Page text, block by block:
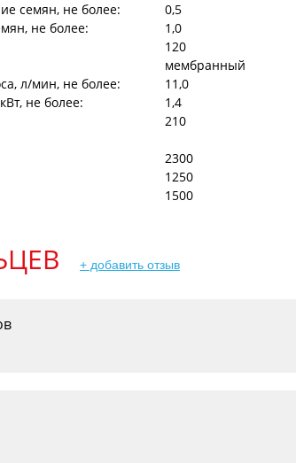
семян, не более:
0,5
не более:
1,0
120
мембранный
л/мин, не более:
11,0
не более:
1,4
210
2300
1250
1500
+ добавить отзыв